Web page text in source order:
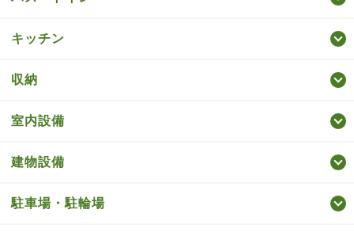
キッチン
収納
室内設備
建物設備
駐車場・駐輪場